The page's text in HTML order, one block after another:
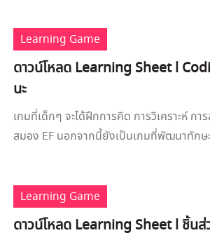
Learning Game
ดาวน์โหลด Learning Sheet l
นะ
เกมที่เด็กๆ จะได้ฝึกการคิด การวิเคราะห์ กา
สมอง EF นอกจากนี้ยังเป็นเกมที่พัฒนาทักษ
Learning Game
ดาวน์โหลด Learning Sheet l ชิ้นส่